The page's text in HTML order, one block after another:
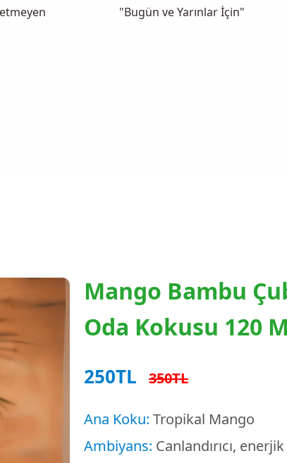
"Bugün ve Yarınlar İçin"
Ocean Bambu
Oda Kokusu 120
250TL 350TL
Ana Koku: Ferah Deniz Esintisi
Ambiyans: Taze, ferahlatıcı